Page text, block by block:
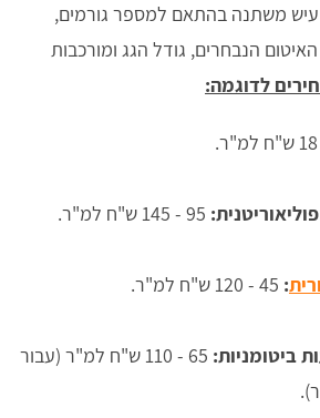
עיש משתנה בהתאם למספר גורמים,
הנבחרים, גודל הגג ומורכבות
לדוגמה:
95 - 145 ש"ח למ"ר.
: 45 - 120 ש"ח למ"ר.
ביטומניות:
65 - 110 ש"ח למ"ר (עבור